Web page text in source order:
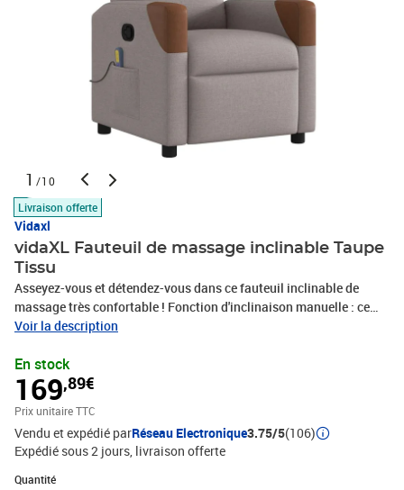
1 /10
Livraison offerte
Vidaxl
vidaXL Fauteuil de massage inclinable Taupe
Tissu
Asseyez-vous et détendez-vous dans ce fauteuil inclinable de
massage très confortable ! Fonction d'inclinaison manuelle : ce
fauteuil inclinable est doté d'une poignée du côté droit. Vous
n'importe quelle position selon votre confort en tirant simplement
sur la poignée. Cette fonction permet une inclinaison maximale de
135 degrés. De plus, le dossier peut revenir rapidement à sa
position d'origine en tirant simplement sur la poignée.Fonction de
vibration : les 6 points de massage vous permettent de faire
l'expérience d'un massage mieux ciblé. De plus, la télécommande
incluse vous permet de choisir différents programmes de
Voir la description
En stock
169,89€
Prix unitaire TTC
Vendu et expédié parRéseau Electronique3.75/5(106)
Expédié sous 2 jours livraison offerte
Quantité
Quantité : 1